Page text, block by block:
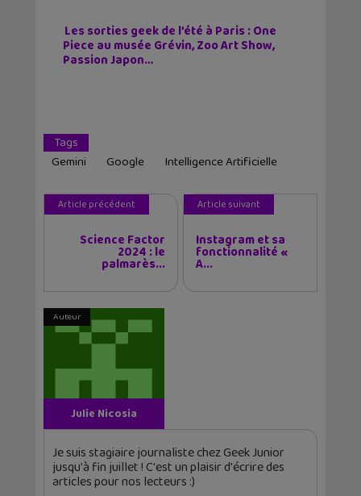
Les sorties geek de l’été à Paris : One
Piece au musée Grévin, Zoo Art Show,
Passion Japon…
Tags
Gemini
Google Intelligence Artificielle
Article précédent
Science Factor
2024 : le
palmarès...
Article suivant
Instagram et sa
fonctionnalité «
A...
Auteur
Julie Nicosia
Je suis stagiaire journaliste chez Geek Junior
jusqu'à fin juillet ! C'est un plaisir d'écrire des
articles pour nos lecteurs :)